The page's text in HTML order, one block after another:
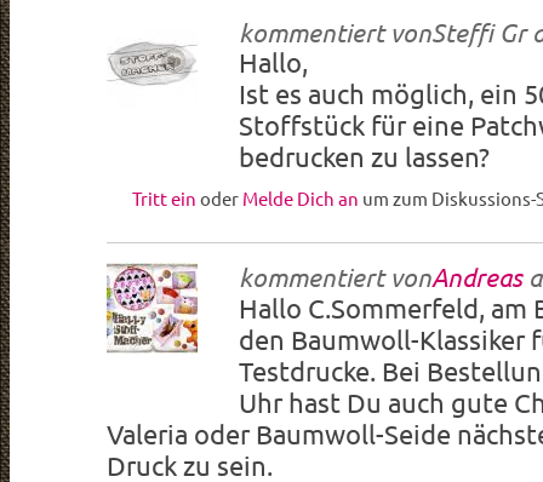
kommentiert vonSteffi Gr
Hallo,
Ist es auch möglich, ein
Stoffstück für eine
bedrucken zu lassen?
Tritt ein oder Melde Dich an um zum
kommentiert vonAndreas
Hallo C.Sommerfeld, am
den Baumwoll-Klassiker
Testdrucke. Bei
Uhr hast Du auch gute
Valeria oder Baumwoll-Seide
Druck zu sein.